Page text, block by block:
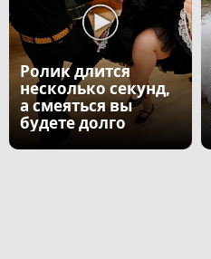
Ролик длится
несколько секунд,
а смеяться вы
будете долго